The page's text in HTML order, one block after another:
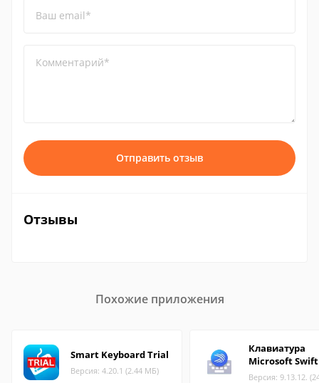
Ваш email*
Комментарий*
Отправить отзыв
Отзывы
Похожие приложения
Smart Keyboard Trial
Версия: 4.20.1 (2.44 МБ)
Клавиатура
Microsoft
Версия: 9.13.12.